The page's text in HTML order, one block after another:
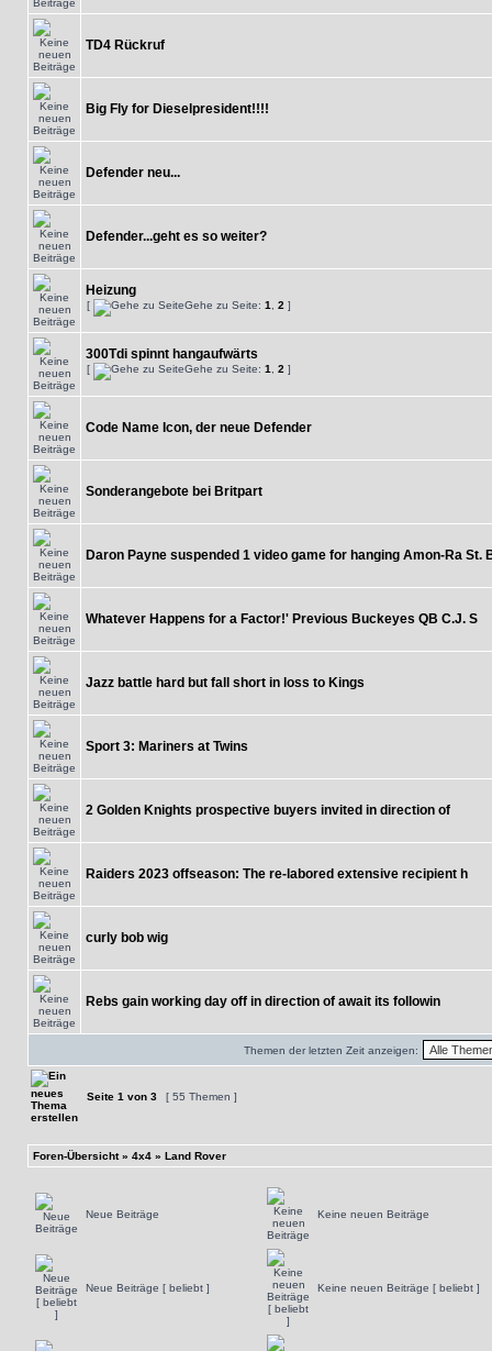
TD4 Rückruf
Big Fly for Dieselpresident!!!!
Defender neu...
Defender...geht es so weiter?
Heizung
[ Gehe zu Seite: 1 2 ]
300Tdi spinnt hangaufwärts
[ Gehe zu Seite: 1 2 ]
Code Name Icon, der neue Defender
Sonderangebote bei Britpart
Daron Payne suspended 1 video game for hanging Amon-Ra St.
Whatever Happens for a Factor!' Previous Buckeyes QB C.J. S
Jazz battle hard but fall short in loss to Kings
Sport 3: Mariners at Twins
2 Golden Knights prospective buyers invited in direction of
Raiders 2023 offseason: The re-labored extensive recipient h
curly bob wig
Rebs gain working day off in direction of await its followin
Themen der letzten Zeit anzeigen:
Seite 1 von 3 [ 55 Themen ]
Foren-Übersicht» 4x4 » Land Rover
Neue Beiträge Keine neuen Beiträge
Neue Beiträge [ beliebt ] Keine neuen Beiträge [ beliebt ]